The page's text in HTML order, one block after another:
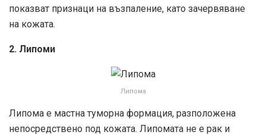
показват признаци на възпаление, като зачервяване
на кожата.
2. Липоми
Липома
Липома е мастна туморна формация, разположена
непосредствено под кожата. Липомата не е рак и